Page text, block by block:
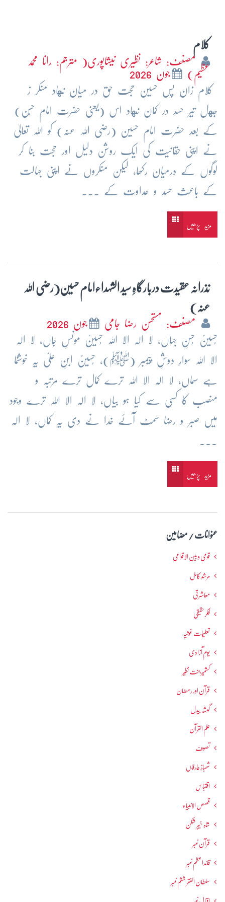
کلام
مصنف: شاعر: نظیری نیشاپوری( مترجم: رانا محمد
عظیم)
جون 2026
کلام زان پس حسین حجت حق در میان نهاد منکر ز
جهل تیر حسد در کمان نهاد اس (یعنی حضرت امام حسَّن)
کے بعد حضرت امام حسین (رضی اللہ عنہ) کو اللہ تعالیٰ
نے اپنی حقانیت کی ایک روشن دلیل اور حجت بنا کر
لوگوں کے درمیان رکھا، لیکن منکروں نے اپنی جہالت
کے باعث حسد و عداوت کے ...
مزید پڑھیں
نذرانہ عقیدت دربارگاہِ سید الشہداءامام حسین(رضی اللہ
عنہ)
مصنف: مستحسن رضا جامی
جون 2026
حُسینؑ حُسنِ جہاں، لا الہ الا اللہ حُسینؑ مونسِ جاں، لا الہ
الا اللہ سوارِ دوشِ پیمبر (ﷺ)، حُسینؑ ابنِ علیؑ یہ خوشنما
ہے سماں، لا الہ الا اللہ ترے کمال ترے مرتبہ و
منصب کا کسی سے کیا ہو بیاں، لا الہ الا اللہ ترے وجود
میں صبر و رضا سمٹ آئے خدا نے دی یہ کماں، لا الہ
مزید پڑھیں
عنوانات / مضامین
قومی و بین الاقوامی
مرشدِ کامل
معاشرتی
فکرحقیقی
تعلیمات غوثیہ
یومِ آزادی
کشمیرجنت نظیر
قرآن اور رمضان
گوشہ بیدل
علم القرآن
تصوف
شھبازِ عارفاں
اقتباس
قصص الانبیاء
شاہ خیبر شکن
قرآن نمبر
قائداعظم نمبر
سلطان الفقر ششم نمبر